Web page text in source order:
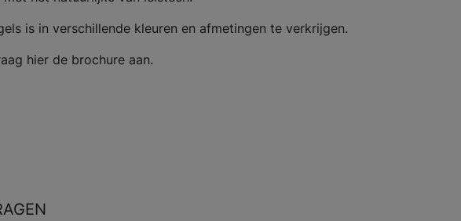
is in verschillende kleuren en afmetingen te verkrijgen.
hier de brochure aan.